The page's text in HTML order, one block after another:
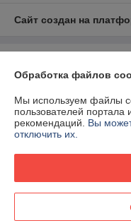
Сайт создан на
Витебская обл., г. Орша, ул.
Регистрационный номер
Регистрационный орган:
Дата регистрации
Ссылка на свидетельство/
Обработка файлов
Мы используем файлы
пользователей
рекомендаций. Вы
отключить их.